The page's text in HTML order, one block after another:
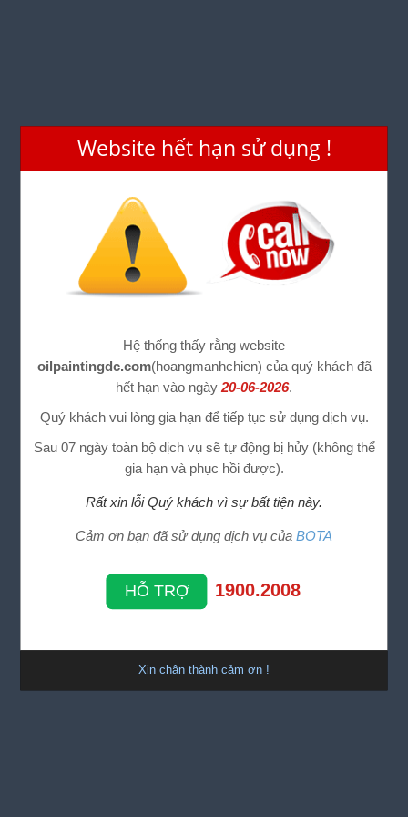
Website hết hạn sử dụng !
Hệ thống thấy rằng website
oilpaintingdc.com(hoangmanhchien) của quý khách đã
hết hạn vào ngày20-06-2026.
Quý khách vui lòng gia hạn để tiếp tục sử dụng dịch vụ.
Sau 07 ngày toàn bộ dịch vụ sẽ tự động bị hủy (không thể
gia hạn và phục hồi được).
Rất xin lỗi Quý khách vì sự bất tiện này.
Cảm ơn bạn đã sử dụng dịch vụ của BOTA
HỖ TRỢ 1900.2008
Xin chân thành cảm ơn !